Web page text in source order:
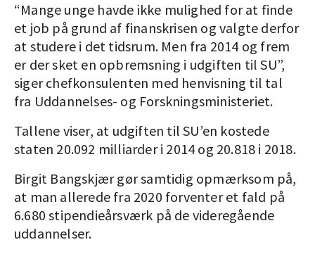
“Mange unge havde ikke mulighed for at finde
et job på grund af ­finanskrisen og valgte derfor
at studere i det tidsrum. Men fra 2014 og frem
er der sket en opbremsning i udgiften til SU”,
siger chefkonsulenten med henvisning til tal
fra Uddannelses- og Forskningsministeriet.
Tallene viser, at udgiften til SU’en kostede
staten 20.092 milliarder i 2014 og 20.818 i 2018.
Birgit Bangskjær gør samtidig opmærksom på,
at man allerede fra 2020 forventer et fald på
6.680 stipendieårsværk på de videregående
uddannelser.